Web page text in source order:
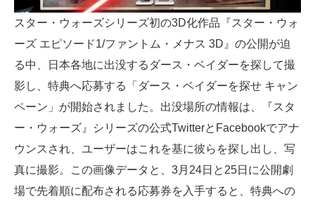
スター・ウォーズシリーズ初の3D化作品『スター・ウォ
ーズ エピソード1/ファントム・メナス 3D』の公開が迫
る中、日本各地に出没するダース・ベイダーを探して撮
影し、特典へ応募する「ダース・ベイダーを探せ キャン
ペーン」が開始されました。出没場所の情報は、『スタ
ー・ウォーズ』シリーズの公式TwitterとFacebookでアナ
ウンスされ、ユーザーはこれを基に彼らを探し出し、写
真に撮影。この画像データと、3月24日と25日に公開劇
場で先着順に配布される応募券を入手すると、特典への